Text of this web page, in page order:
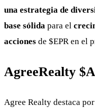
una estrategia de
base sólida para el
acciones de $EPR en el
AgreeRealty
Agree Realty destaca